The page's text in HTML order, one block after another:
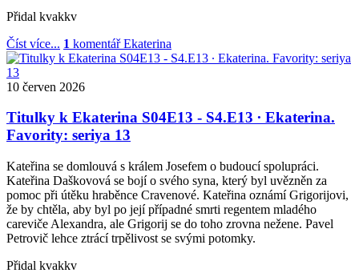
Přidal kvakkv
Číst více... 1 komentář Ekaterina
10 červen 2026
Titulky k Ekaterina S04E13 - S4.E13 ∙ Ekaterina.
Favority: seriya 13
Kateřina se domlouvá s králem Josefem o budoucí spolupráci.
Kateřina Daškovová se bojí o svého syna, který byl uvězněn za
pomoc při útěku hraběnce Cravenové. Kateřina oznámí Grigorijovi,
že by chtěla, aby byl po její případné smrti regentem mladého
careviče Alexandra, ale Grigorij se do toho zrovna nežene. Pavel
Petrovič lehce ztrácí trpělivost se svými potomky.
Přidal kvakkv